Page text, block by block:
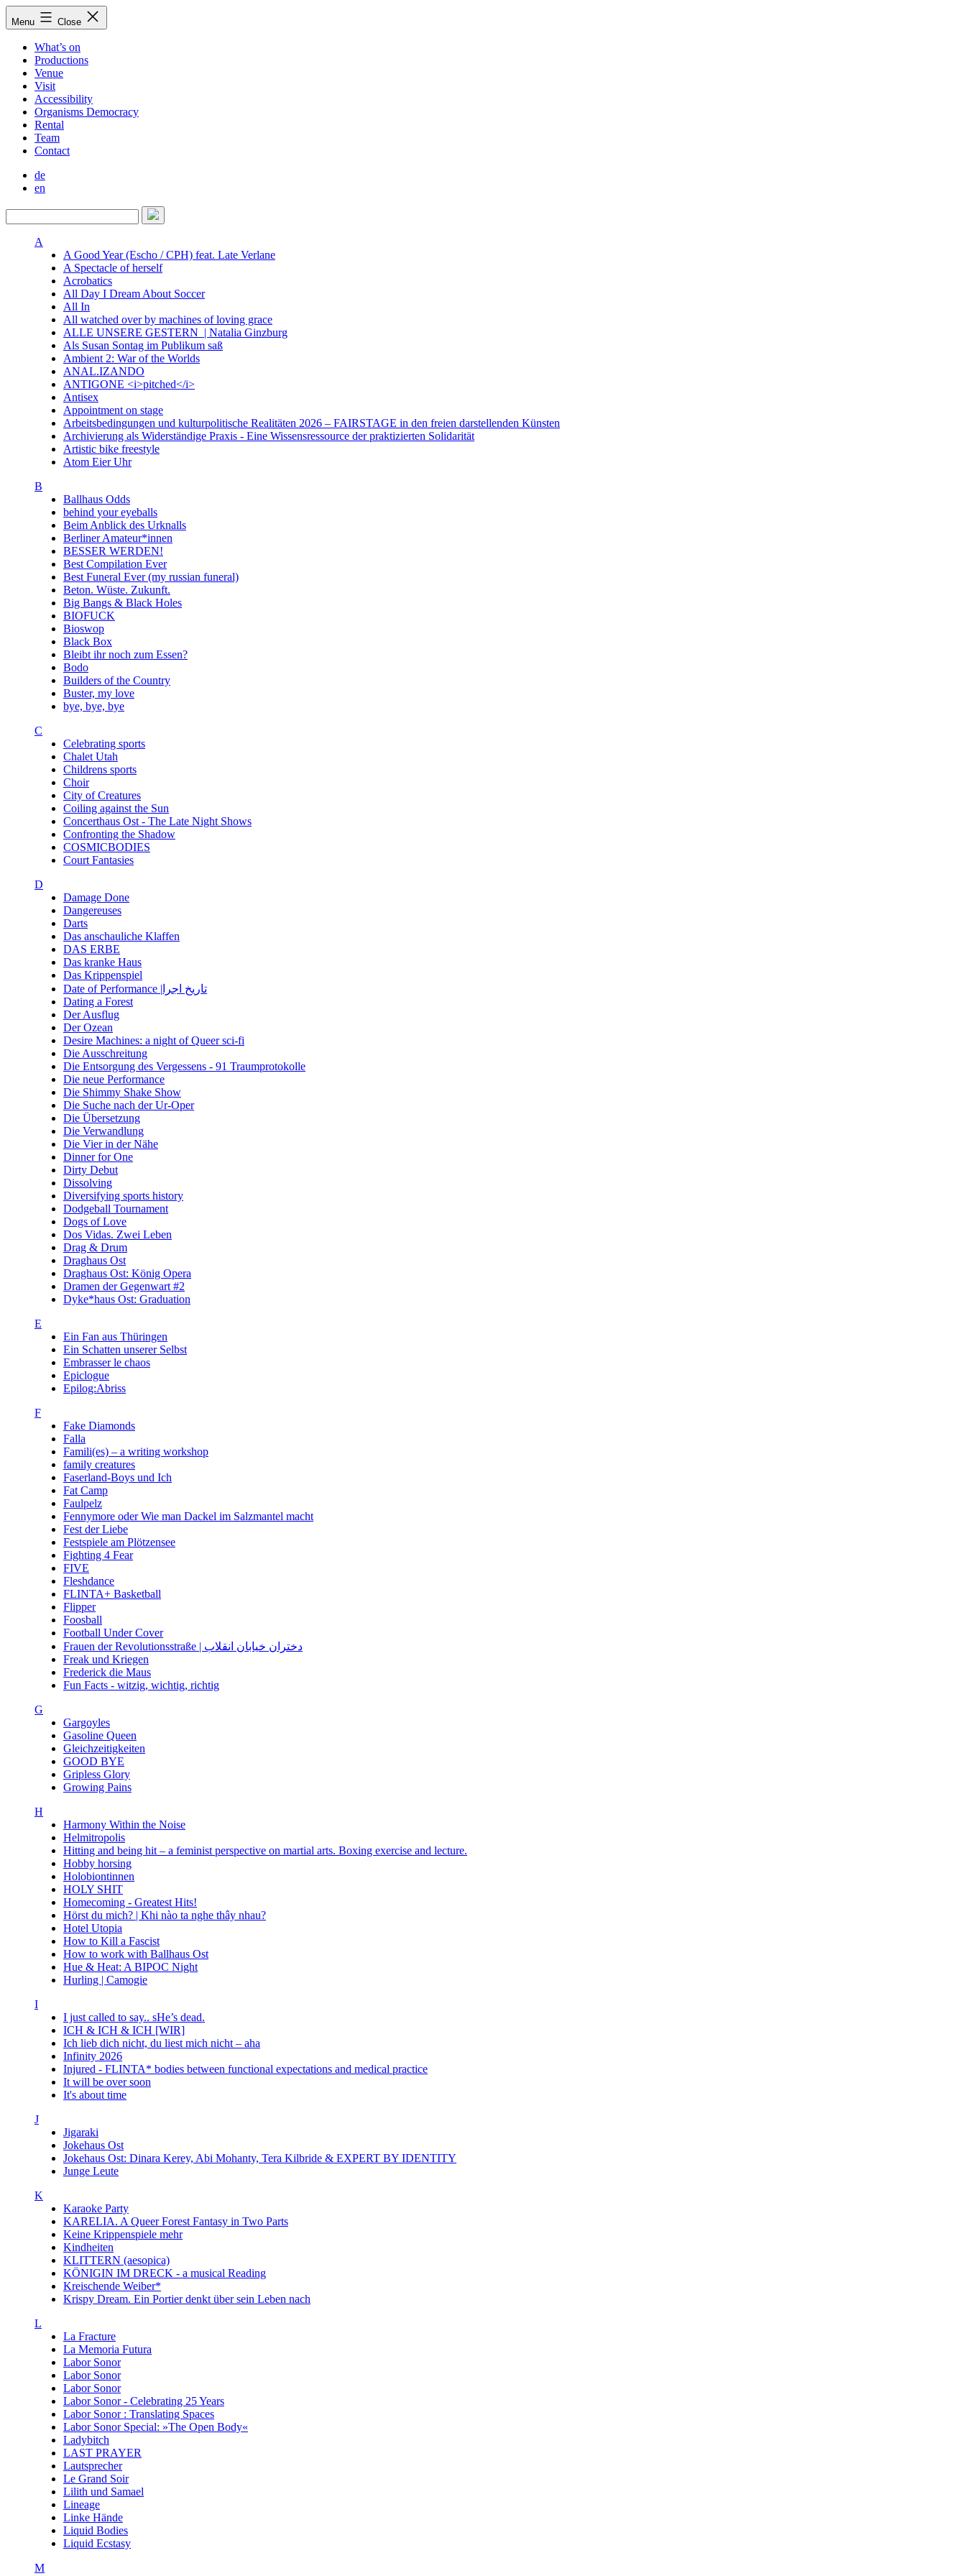
Skip
toMenu Close
What’s on
Productions
Venue
Visit
Accessibility
Organisms Democracy
Rental
Team
Contact
de
en
A
A Good Year (Escho / CPH) feat. Late Verlane
A Spectacle of herself
Acrobatics
All Day I Dream About Soccer
All In
All watched over by machines of loving grace
ALLE UNSERE GESTERN | Natalia Ginzburg
Als Susan Sontag im Publikum saß
Ambient 2: War of the Worlds
ANAL.IZANDO
ANTIGONE <i>pitched</i>
Antisex
Appointment on stage
Arbeitsbedingungen und kulturpolitische Realitäten 2026 – FAIRSTAGE in den freien darstellenden Künsten
Archivierung als Widerständige Praxis - Eine Wissensressource der praktizierten Solidarität
Artistic bike freestyle
Atom Eier Uhr
B
Ballhaus Odds
behind your eyeballs
Beim Anblick des Urknalls
Berliner Amateur*innen
BESSER WERDEN!
Best Compilation Ever
Best Funeral Ever (my russian funeral)
Beton. Wüste. Zukunft.
Big Bangs & Black Holes
BIOFUCK
Bioswop
Black Box
Bleibt ihr noch zum Essen?
Bodo
Builders of the Country
Buster, my love
bye, bye, bye
C
Celebrating sports
Chalet Utah
Childrens sports
Choir
City of Creatures
Coiling against the Sun
Concerthaus Ost - The Late Night Shows
Confronting the Shadow
COSMICBODIES
Court Fantasies
D
Damage Done
Dangereuses
Darts
Das anschauliche Klaffen
DAS ERBE
Das kranke Haus
Das Krippenspiel
Date of Performance |تاریخ اجرا
Dating a Forest
Der Ausflug
Der Ozean
Desire Machines: a night of Queer sci-fi
Die Ausschreitung
Die Entsorgung des Vergessens - 91 Traumprotokolle
Die neue Performance
Die Shimmy Shake Show
Die Suche nach der Ur-Oper
Die Übersetzung
Die Verwandlung
Die Vier in der Nähe
Dinner for One
Dirty Debut
Dissolving
Diversifying sports history
Dodgeball Tournament
Dogs of Love
Dos Vidas. Zwei Leben
Drag & Drum
Draghaus Ost
Draghaus Ost: König Opera
Dramen der Gegenwart #2
Dyke*haus Ost: Graduation
E
Ein Fan aus Thüringen
Ein Schatten unserer Selbst
Embrasser le chaos
Epiclogue
Epilog:Abriss
F
Fake Diamonds
Falla
Famili(es) – a writing workshop
family creatures
Faserland-Boys und Ich
Fat Camp
Faulpelz
Fennymore oder Wie man Dackel im Salzmantel macht
Fest der Liebe
Festspiele am Plötzensee
Fighting 4 Fear
FIVE
Fleshdance
FLINTA+ Basketball
Flipper
Foosball
Football Under Cover
Frauen der Revolutionsstraße | دختران خیابان انقلاب
Freak und Kriegen
Frederick die Maus
Fun Facts - witzig, wichtig, richtig
G
Gargoyles
Gasoline Queen
Gleichzeitigkeiten
GOOD BYE
Gripless Glory
Growing Pains
H
Harmony Within the Noise
Helmitropolis
Hitting and being hit – a feminist perspective on martial arts. Boxing exercise and lecture.
Hobby horsing
Holobiontinnen
HOLY SHIT
Homecoming - Greatest Hits!
Hörst du mich? | Khi nào ta nghe thây nhau?
Hotel Utopia
How to Kill a Fascist
How to work with Ballhaus Ost
Hue & Heat: A BIPOC Night
Hurling | Camogie
I
I just called to say.. sHe’s dead.
ICH & ICH & ICH [WIR]
Ich lieb dich nicht, du liest mich nicht – aha
Infinity 2026
Injured - FLINTA* bodies between functional expectations and medical practice
It will be over soon
It's about time
J
Jigaraki
Jokehaus Ost
Jokehaus Ost: Dinara Kerey, Abi Mohanty, Tera Kilbride & EXPERT BY IDENTITY
Junge Leute
K
Karaoke Party
KARELIA. A Queer Forest Fantasy in Two Parts
Keine Krippenspiele mehr
Kindheiten
KLITTERN (aesopica)
KÖNIGIN IM DRECK - a musical Reading
Kreischende Weiber*
Krispy Dream. Ein Portier denkt über sein Leben nach
L
La Fracture
La Memoria Futura
Labor Sonor
Labor Sonor
Labor Sonor
Labor Sonor - Celebrating 25 Years
Labor Sonor : Translating Spaces
Labor Sonor Special: »The Open Body«
Ladybitch
LAST PRAYER
Lautsprecher
Le Grand Soir
Lilith und Samael
Lineage
Linke Hände
Liquid Bodies
Liquid Ecstasy
M